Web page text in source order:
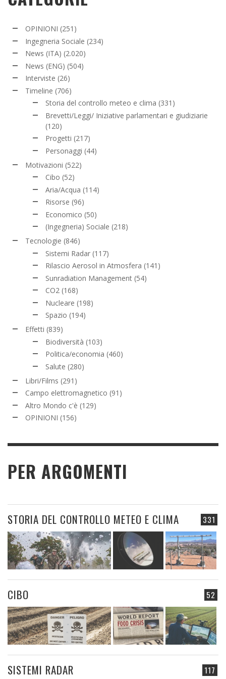
OPINIONI (251)
Ingegneria Sociale (234)
News (ITA) (2.020)
News (ENG) (504)
Interviste (26)
Timeline (706)
Storia del controllo meteo e clima (331)
Brevetti/Leggi/ Iniziative parlamentari e giudiziarie
(120)
Progetti (217)
Personaggi (44)
Motivazioni (522)
Cibo (52)
Aria/Acqua (114)
Risorse (96)
Economico (50)
(Ingegneria) Sociale (218)
Tecnologie (846)
Sistemi Radar (117)
Rilascio Aerosol in Atmosfera (141)
Sunradiation Management (54)
CO2 (168)
Nucleare (198)
Spazio (194)
Effetti (839)
Biodiversità (103)
Politica/economia (460)
Salute (280)
Libri/Films (291)
Campo elettromagnetico (91)
Altro Mondo c'è (129)
OPINIONI (156)
PER ARGOMENTI
331
STORIA DEL CONTROLLO METEO E CLIMA
52
CIBO
117
SISTEMI RADAR